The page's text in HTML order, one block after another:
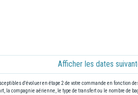
Afficher les dates
d'évoluer en étape 2 de votre commande en fonction
la compagnie aérienne, le type de transfert ou le nombre de